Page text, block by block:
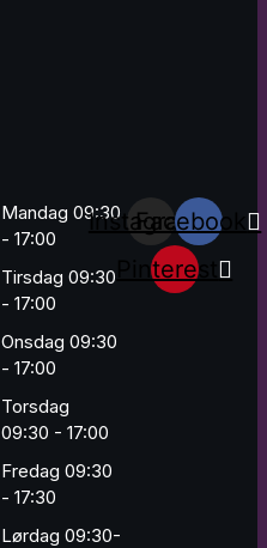
Mandag 09:30
- 17:00
Tirsdag 09:30
- 17:00
Onsdag 09:30
- 17:00
Torsdag
09:30 - 17:00
Fredag 09:30
- 17:30
Lørdag 09:30-
Instagram
Facebook
Pinterest